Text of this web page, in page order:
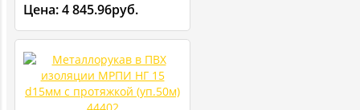
черн. УХЛ1 (уп.50м) 42312
Цена:4 845.96руб.